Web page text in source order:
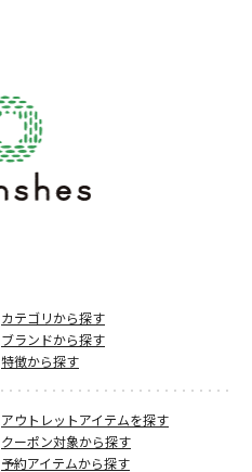
カテゴリから探す
ブランドから探す
特徴から探す
アウトレットアイテムを探す
クーポン対象から探す
予約アイテムから探す